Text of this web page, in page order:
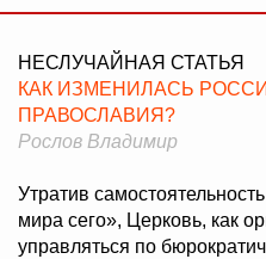
НЕСЛУЧАЙНАЯ СТАТЬЯ
КАК ИЗМЕНИЛАСЬ
ПРАВОСЛАВИЯ?
Рослов Владимир
Утратив
мира сего», Церковь, как
управляться по